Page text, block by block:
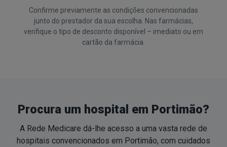
Confirme previamente as condições convencionadas
junto do prestador da sua escolha. Nas farmácias,
verifique o tipo de desconto disponível – imediato ou em
cartão da farmácia.
Procura um hospital em Portimão?
A Rede Medicare dá-lhe acesso a uma vasta rede de
hospitais convencionados em Portimão, com cuidados